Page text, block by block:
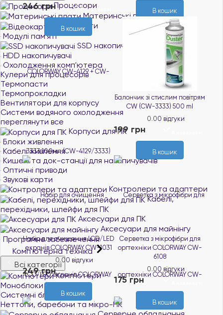
Процесори
Материнські плати
Відеокарти
Модулі пам'яті
SSD накопичувачі
HDD накопичувачі
Охолодження комп'ютера
Кулери для процесорів
Термопасти
Термопрокладки
Вентилятори для корпусу
Системи водяного охолодження
переглянути все
Корпуси для ПК
Блоки живлення
Кабелі живлення
Кишені та док-станції для накопичувачів
Оптичні приводи
Звукові карти
Контролери та адаптери
Кабелі,
перехідники, шлейфи для ПК
Аксесуари для ПК
Аксесуари для майнінгу
Програмне забезпечення
Комп'ютерна техніка
Всі категорії
Комп'ютери
Моноблоки
Системні блоки
Неттопи, баребони та мікро-ПК
В наявності
246 грн
В кошик
В кошик
Балончик зі стислим повiтрям
CW (CW-3333) 500 ml
0.00 відгуки
199 грн
В кошик
Набір для очищення LCD/LED
екранів COLORWAY CW-1031
0.00 відгуки
В наявності
249 грн
В кошик
Серветка з мікрофібри для
оргтехніки COLORWAY CW-
6108
0.00 відгуки
175 грн
В кошик